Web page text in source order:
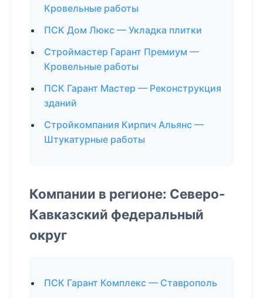
Кровельные работы
ПСК Дом Люкс — Укладка плитки
Строймастер Гарант Премиум —
Кровельные работы
ПСК Гарант Мастер — Реконструкция
зданий
Стройкомпания Кирпич Альянс —
Штукатурные работы
Компании в регионе: Северо-
Кавказский федеральный
округ
ПСК Гарант Комплекс — Ставрополь